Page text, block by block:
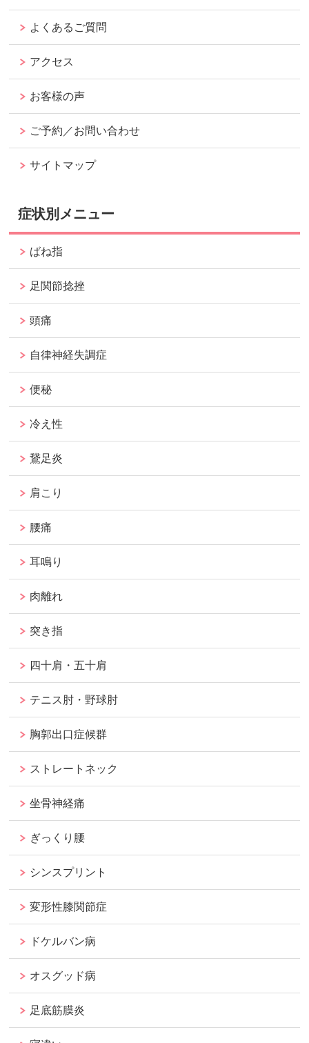
よくあるご質問
アクセス
お客様の声
ご予約／お問い合わせ
サイトマップ
症状別メニュー
ばね指
足関節捻挫
頭痛
自律神経失調症
便秘
冷え性
鵞足炎
肩こり
腰痛
耳鳴り
肉離れ
突き指
四十肩・五十肩
テニス肘・野球肘
胸郭出口症候群
ストレートネック
坐骨神経痛
ぎっくり腰
シンスプリント
変形性膝関節症
ドケルバン病
オスグッド病
足底筋膜炎